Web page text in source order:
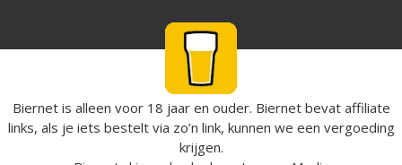
Biernet is alleen voor 18 jaar en ouder. Biernet bevat affiliate
links, als je iets bestelt via zo’n link, kunnen we een vergoeding
krijgen.